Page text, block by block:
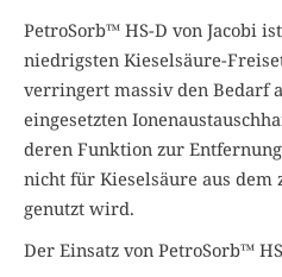
PetroSorb™ HS-D von Jacobi
niedrigsten Kieselsäure-
verringert massiv den Bedarf
eingesetzten
deren Funktion zur
nicht für Kieselsäure aus
genutzt wird.
Der Einsatz von PetroSorb™